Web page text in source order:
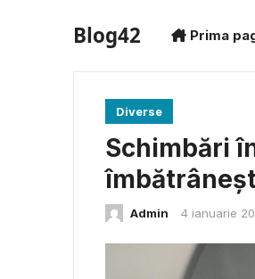
Blog42 Prima
Diverse
Schimbări
Admin 4 ianuarie